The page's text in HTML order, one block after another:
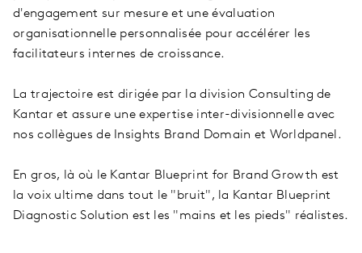
d'engagement sur mesure et une évaluation
organisationnelle personnalisée pour accélérer les
facilitateurs internes de croissance.
La trajectoire est dirigée par la division Consulting de
Kantar et assure une expertise inter-divisionnelle avec
nos collègues de Insights Brand Domain et Worldpanel.
En gros, là où le Kantar Blueprint for Brand Growth est
la voix ultime dans tout le "bruit", la Kantar Blueprint
Diagnostic Solution est les "mains et les pieds" réalistes.